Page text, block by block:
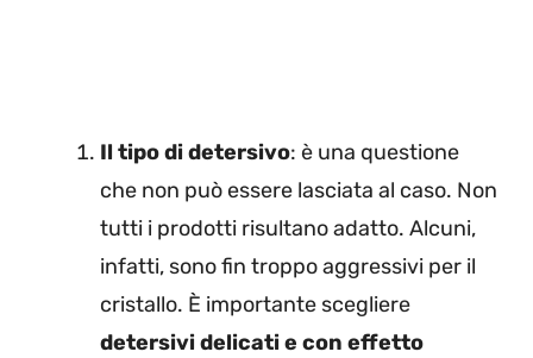
Il tipo di detersivo: è una questione
che non può essere lasciata al caso. Non
tutti i prodotti risultano adatto. Alcuni,
infatti, sono fin troppo aggressivi per il
cristallo. È importante scegliere
detersivi delicati e con effetto